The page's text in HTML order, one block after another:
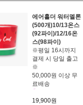
에어홀더 워터멜론
(500개)10/13온스
(92파이)/12/16온
스(98파이)
※평일 16시까지
결제 시 당일 출고
※
50,000원 이상 무
료배송
19,900원